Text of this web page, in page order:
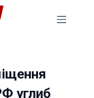
углиб